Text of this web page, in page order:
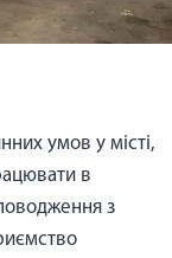
умов у місті,
в
з